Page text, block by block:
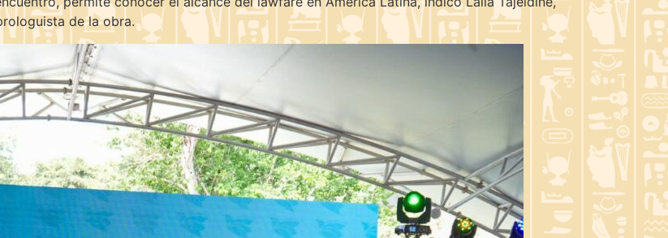
de la obra.